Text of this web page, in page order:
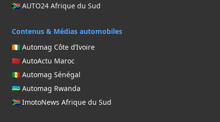
🇿🇦 AUTO24 Afrique du Sud
Contenus & Médias automobiles
🇨🇮 Automag Côte d’Ivoire
🇲🇦 AutoActu Maroc
🇸🇳 Automag Sénégal
🇷🇼 Automag Rwanda
🇿🇦 ImotoNews Afrique du Sud